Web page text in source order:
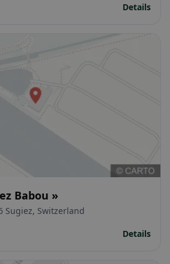
Details
Babou »
Sugiez, Switzerland
Details